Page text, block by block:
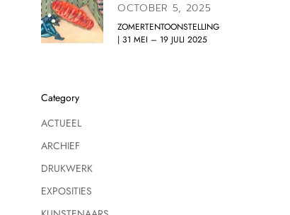
OCTOBER 5, 2025
ZOMERTENTOONSTELLING
| 31 MEI – 19 JULI 2025
Category
ACTUEEL
ARCHIEF
DRUKWERK
EXPOSITIES